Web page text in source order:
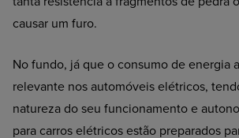
causar um furo.
No fundo, já que o consumo de energia
relevante nos automóveis elétricos,
natureza do seu funcionamento e
para carros elétricos estão preparados